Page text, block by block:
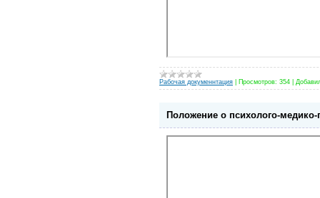
Рабочая докуменнтация Просмотров: 354
Положение о психолого-